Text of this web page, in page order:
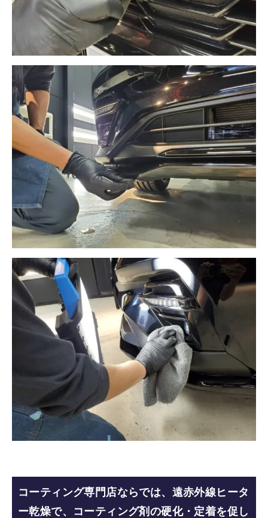
コーティング専門店ならでは、遠赤外線ヒータ
ー乾燥で、コーティング剤の硬化・定着を促し